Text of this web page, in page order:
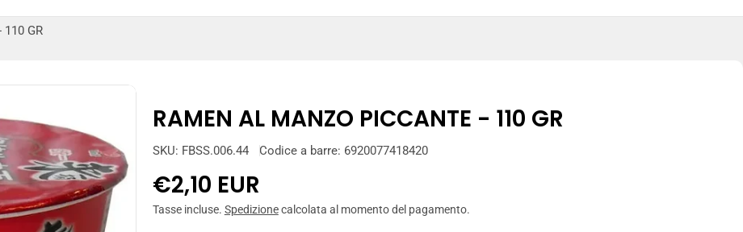
u
e
110 GR
RAMEN AL MANZO PICCANTE - 110 GR
SKU: FBSS.006.44 Codice a barre: 6920077418420
Prezzo
normale
€2,10 EUR
Tasse incluse. Spedizionecalcolata al momento del pagamento.